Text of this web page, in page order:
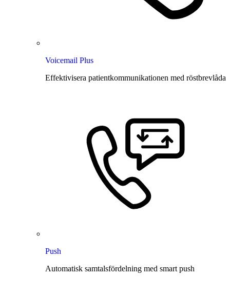
Voicemail Plus
Effektivisera patientkommunikationen med röstbrevlåda
Push
Automatisk samtalsfördelning med smart push